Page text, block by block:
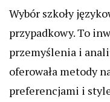
Wybór szkoły
przypadkowy. To
przemyślenia i
oferowała metody
preferencjami i